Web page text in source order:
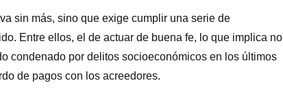
sin más, sino que exige cumplir una serie de
Entre ellos, el de actuar de buena fe, lo que implica no
condenado por delitos socioeconómicos en los últimos
de pagos con los acreedores.